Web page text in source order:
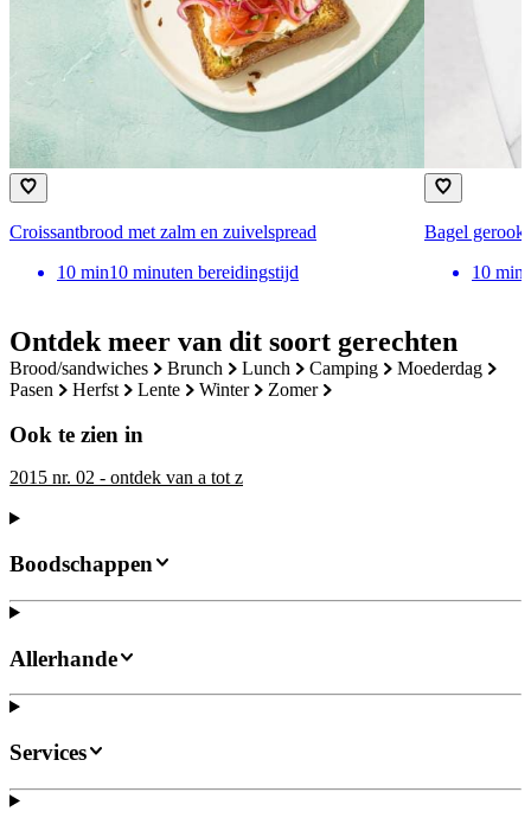
Ontdek meer van dit soort gerechten
brood/sandwiches brunch lunch camping
moederdag
pasen
herfst lente winter zomer
Ook te zien in
2015 nr. 02 - ontdek van a tot z
Croissantbrood met zalm en zuivelspread
10 min10 minuten bereidingstijd
Bagel
10 min
Boodschappen
Allerhande
Services